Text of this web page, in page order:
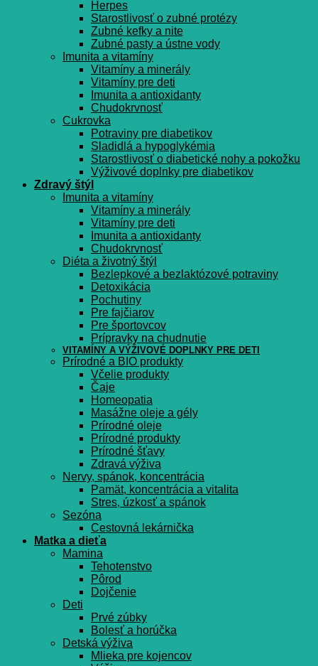
Herpes
Starostlivosť o zubné protézy
Zubné kefky a nite
Zubné pasty a ústne vody
Imunita a vitamíny
Vitamíny a minerály
Vitamíny pre deti
Imunita a antioxidanty
Chudokrvnosť
Cukrovka
Potraviny pre diabetikov
Sladidlá a hypoglykémia
Starostlivosť o diabetické nohy a pokožku
Výživové doplnky pre diabetikov
Zdravý štýl
Imunita a vitamíny
Vitamíny a minerály
Vitamíny pre deti
Imunita a antioxidanty
Chudokrvnosť
Diéta a životný štýl
Bezlepkové a bezlaktózové potraviny
Detoxikácia
Pochutiny
Pre fajčiarov
Pre športovcov
Prípravky na chudnutie
VITAMÍNY A VÝŽIVOVÉ DOPLNKY PRE DETI
Prírodné a BIO produkty
Včelie produkty
Čaje
Homeopatia
Masážne oleje a gély
Prírodné oleje
Prírodné produkty
Prírodné šťavy
Zdravá výživa
Nervy, spánok, koncentrácia
Pamät, koncentrácia a vitalita
Stres, úzkosť a spánok
Sezóna
Cestovná lekárnička
Matka a dieťa
Mamina
Tehotenstvo
Pôrod
Dojčenie
Deti
Prvé zúbky
Bolesť a horúčka
Detská výživa
Mlieka pre kojencov